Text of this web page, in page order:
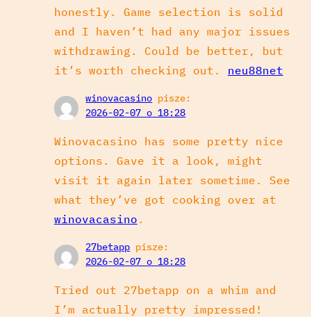
honestly. Game selection is solid
and I haven’t had any major issues
withdrawing. Could be better, but
it’s worth checking out. neu88net
winovacasino pisze:
2026-02-07 o 18:28
Winovacasino has some pretty nice
options. Gave it a look, might
visit it again later sometime. See
what they’ve got cooking over at
winovacasino .
27betapp pisze:
2026-02-07 o 18:28
Tried out 27betapp on a whim and
I’m actually pretty impressed!